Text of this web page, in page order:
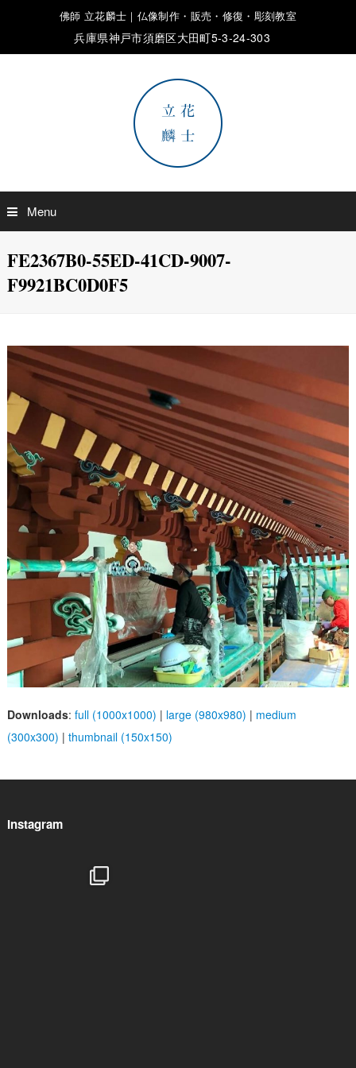
佛師 立花麟士｜仏像制作・販売・修復・彫刻教室
兵庫県神戸市須磨区大田町5-3-24-303
Menu
FE2367B0-55ED-41CD-9007-
F9921BC0D0F5
Downloads: full (1000x1000) | large (980x980) | medium
(300x300) | thumbnail (150x150)
Instagram